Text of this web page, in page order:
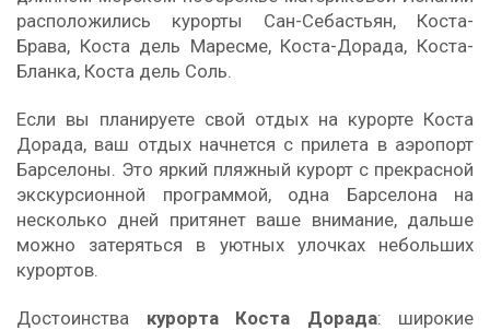
расположились курорты Сан-Себастьян, Коста-
Брава, Коста дель Маресме, Коста-Дорада, Коста-
Бланка, Коста дель Соль.
Если вы планируете свой отдых на курорте Коста
Дорада, ваш отдых начнется с прилета в аэропорт
Барселоны. Это яркий пляжный курорт с прекрасной
экскурсионной программой, одна Барселона на
несколько дней притянет ваше внимание, дальше
можно затеряться в уютных улочках небольших
курортов.
Достоинства курорта Коста Дорада: широкие